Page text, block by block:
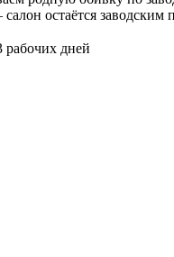
салон остаётся
рабочих дней